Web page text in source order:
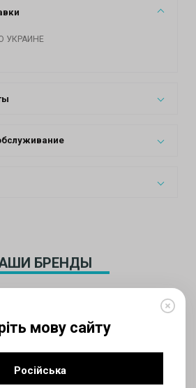
мову сайту
Російська
УКРАИНЕ
БРЕНДЫ
AUX